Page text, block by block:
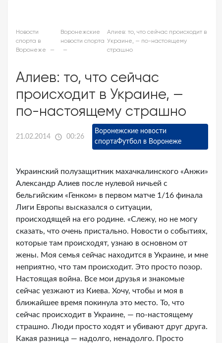
Новости
спорта в
Воронеже
Воронежские
новости спорта
Алиев: то, что сейчас происходит в
Украине, — по-настоящему
страшно
Алиев: то, что сейчас
происходит в Украине, —
по-настоящему страшно
21.02.2014 00:26
Воронежские новости
спортаФутбол в Воронеже
Украинский полузащитник махачкалинского «Анжи»
Александр Алиев после нулевой ничьей с
бельгийским «Генком» в первом матче 1/16 финала
Лиги Европы высказался о ситуации,
происходящей на его родине. «Слежу, но не могу
сказать, что очень пристально. Новости о событиях,
которые там происходят, узнаю в основном от
жены. Моя семья сейчас находится в Украине, и мне
неприятно, что там происходит. Это просто позор.
Настоящая война. Все мои друзья и знакомые
сейчас уезжают из Киева. Хочу, чтобы и моя в
ближайшее время покинула это место. То, что
сейчас происходит в Украине, — по-настоящему
страшно. Люди просто ходят и убивают друг друга.
Какая разница — надолго, ненадолго. Просто